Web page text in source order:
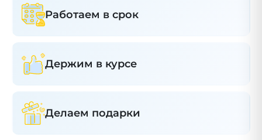
Работаем в срок
Держим в курсе
Делаем подарки